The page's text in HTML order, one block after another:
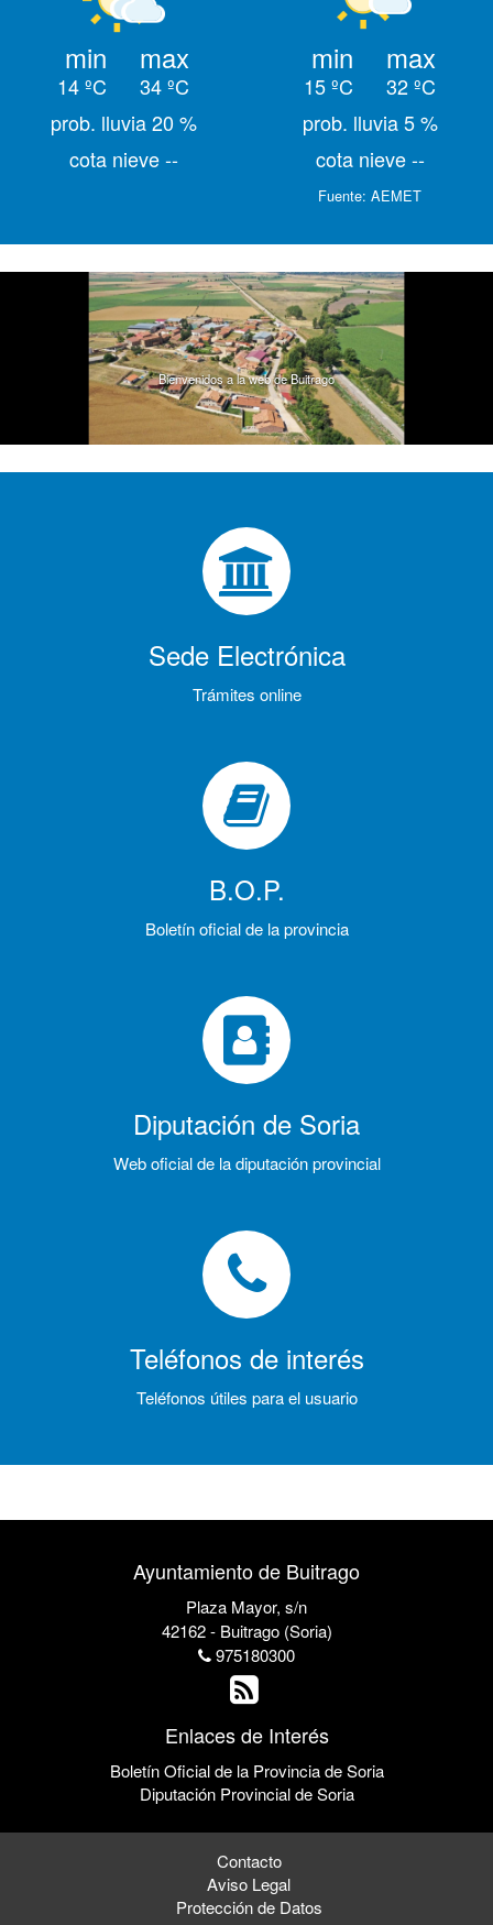
min
14 ºC
max
34 ºC
prob. lluvia 20 %
cota nieve --
min
15 ºC
max
32 ºC
prob. lluvia 5 %
cota nieve --
Fuente: AEMET
Bienvenidos a la web de Buitrago
Sede Electrónica
Trámites online
B.O.P.
Boletín oficial de la provincia
Diputación de Soria
Web oficial de la diputación provincial
Teléfonos de interés
Teléfonos útiles para el usuario
Ayuntamiento de Buitrago
Plaza Mayor, s/n
42162 - Buitrago (Soria)
975180300
Enlaces de Interés
Boletín Oficial de la Provincia de Soria
Diputación Provincial de Soria
Contacto
Aviso Legal
Protección de Datos